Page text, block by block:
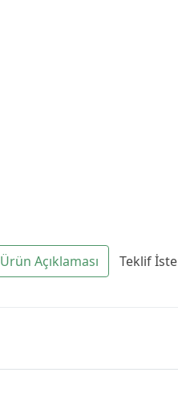
Ürün Açıklaması Teklif İste